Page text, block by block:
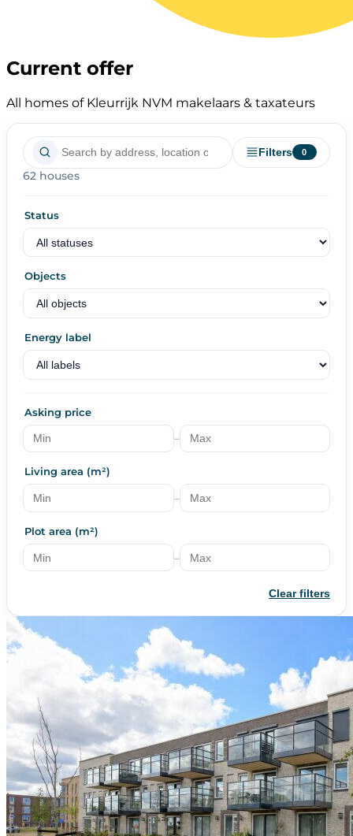
Current offer
All homes of Kleurrijk NVM makelaars & taxateurs
Filters 0
62 houses
Status
Objects
Energy label
Asking price
–
Living area (m²)
–
Plot area (m²)
–
Clear filters